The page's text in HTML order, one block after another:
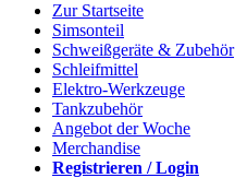
Zur Startseite
Simsonteil
Schweißgeräte & Zubehör
Schleifmittel
Elektro-Werkzeuge
Tankzubehör
Angebot der Woche
Merchandise
Registrieren / Login